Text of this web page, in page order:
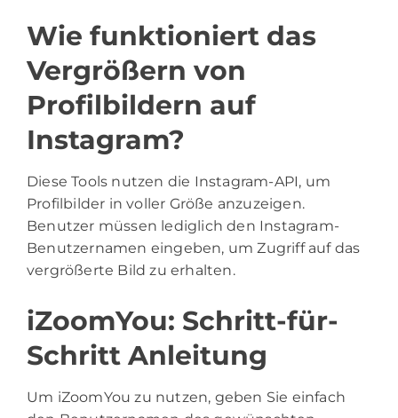
Wie funktioniert das
Vergrößern von
Profilbildern auf
Instagram?
Diese Tools nutzen die Instagram-API, um
Profilbilder in voller Größe anzuzeigen.
Benutzer müssen lediglich den Instagram-
Benutzernamen eingeben, um Zugriff auf das
vergrößerte Bild zu erhalten.
iZoomYou: Schritt-für-
Schritt Anleitung
Um iZoomYou zu nutzen, geben Sie einfach